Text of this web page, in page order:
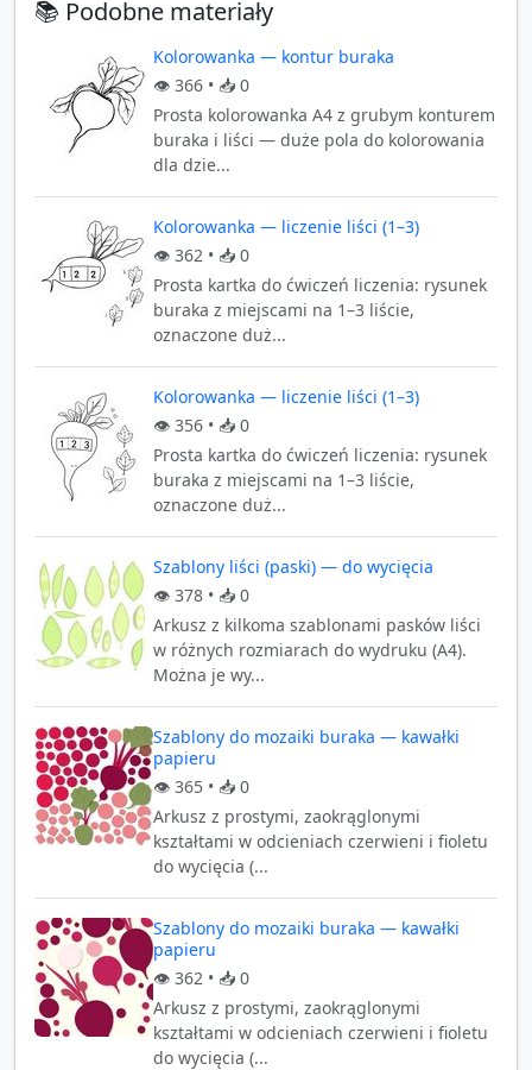
📚 Podobne materiały
Kolorowanka — kontur buraka
👁️ 366 • 📥 0
Prosta kolorowanka A4 z grubym konturem
buraka i liści — duże pola do kolorowania
dla dzie...
Kolorowanka — liczenie liści (1–3)
👁️ 362 • 📥 0
Prosta kartka do ćwiczeń liczenia: rysunek
buraka z miejscami na 1–3 liście,
oznaczone duż...
Kolorowanka — liczenie liści (1–3)
👁️ 356 • 📥 0
Prosta kartka do ćwiczeń liczenia: rysunek
buraka z miejscami na 1–3 liście,
oznaczone duż...
Szablony liści (paski) — do wycięcia
👁️ 378 • 📥 0
Arkusz z kilkoma szablonami pasków liści
w różnych rozmiarach do wydruku (A4).
Można je wy...
Szablony do mozaiki buraka — kawałki
papieru
👁️ 365 • 📥 0
Arkusz z prostymi, zaokrąglonymi
kształtami w odcieniach czerwieni i fioletu
do wycięcia (...
Szablony do mozaiki buraka — kawałki
papieru
👁️ 362 • 📥 0
Arkusz z prostymi, zaokrąglonymi
kształtami w odcieniach czerwieni i fioletu
do wycięcia (...